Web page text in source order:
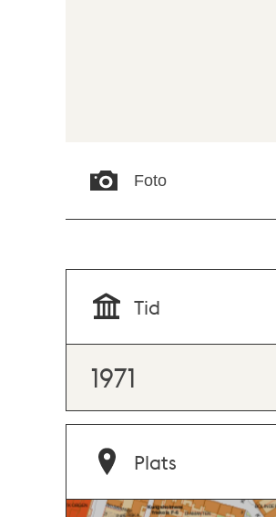
Foto
Tid
1971
Plats